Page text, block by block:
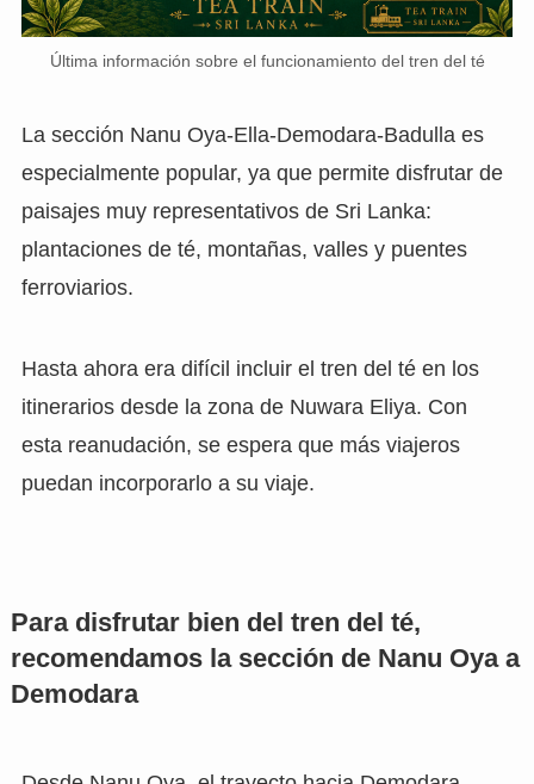
Última información sobre el funcionamiento del tren del té
La sección Nanu Oya-Ella-Demodara-Badulla es
especialmente popular, ya que permite disfrutar de
paisajes muy representativos de Sri Lanka:
plantaciones de té, montañas, valles y puentes
ferroviarios.
Hasta ahora era difícil incluir el tren del té en los
itinerarios desde la zona de Nuwara Eliya. Con
esta reanudación, se espera que más viajeros
puedan incorporarlo a su viaje.
Para disfrutar bien del tren del té,
recomendamos la sección de Nanu Oya a
Demodara